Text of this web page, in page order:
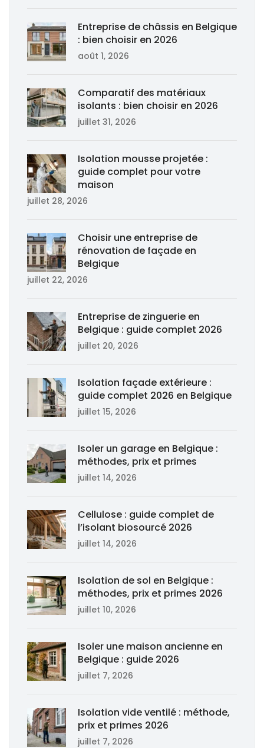
Entreprise de châssis en Belgique
: bien choisir en 2026
août 1, 2026
Comparatif des matériaux
isolants : bien choisir en 2026
juillet 31, 2026
Isolation mousse projetée :
guide complet pour votre
maison
juillet 28, 2026
Choisir une entreprise de
rénovation de façade en
Belgique
juillet 22, 2026
Entreprise de zinguerie en
Belgique : guide complet 2026
juillet 20, 2026
Isolation façade extérieure :
guide complet 2026 en Belgique
juillet 15, 2026
Isoler un garage en Belgique :
méthodes, prix et primes
juillet 14, 2026
Cellulose : guide complet de
l’isolant biosourcé 2026
juillet 14, 2026
Isolation de sol en Belgique :
méthodes, prix et primes 2026
juillet 10, 2026
Isoler une maison ancienne en
Belgique : guide 2026
juillet 7, 2026
Isolation vide ventilé : méthode,
prix et primes 2026
juillet 7, 2026